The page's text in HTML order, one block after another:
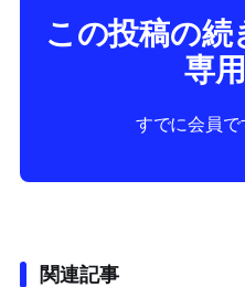
この投稿の続
専
すでに会員で
関連記事